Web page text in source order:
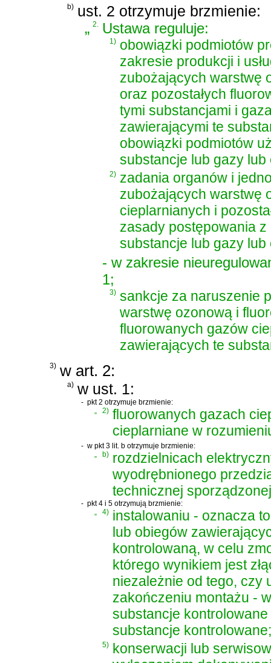
b) ust. 2 otrzymuje brzmienie:
„2. Ustawa reguluje:
1) obowiązki podmiotów
zakresie produkcji i
zubożających warstwę
oraz pozostałych
tymi substancjami i
zawierającymi te
obowiązki podmiotów
substancje lub gazy
2) zadania organów i
zubożających warstwę
cieplarnianych i
zasady postępowania
substancje lub gazy
- w zakresie
1;
3) sankcje za naruszenie
warstwę ozonową i
fluorowanych gazów
zawierających te
3) w art. 2:
a) w ust. 1:
- pkt 2 otrzymuje brzmienie:
„
2) fluorowanych gazach
cieplarniane w
- w pkt 3 lit. b otrzymuje brzmienie:
b) rozdzielnicach
wyodrębnionego
technicznej
- pkt 4 i 5 otrzymują brzmienie:
4) instalowaniu - oznacza
lub obiegów
kontrolowaną, w celu
którego wynikiem jest
niezależnie od tego, czy
zakończeniu montażu -
substancje
substancje kontrolowane;
5) konserwacji lub